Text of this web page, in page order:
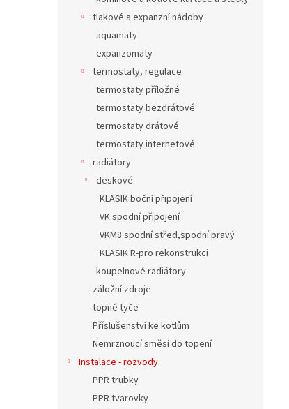
tlakové a expanzní nádoby
aquamaty
expanzomaty
termostaty, regulace
termostaty příložné
termostaty bezdrátové
termostaty drátové
termostaty internetové
radiátory
deskové
KLASIK boční připojení
VK spodní připojení
VKM8 spodní střed,spodní pravý
KLASIK R-pro rekonstrukci
koupelnové radiátory
záložní zdroje
topné tyče
Příslušenství ke kotlům
Nemrznoucí směsi do topení
Instalace - rozvody
PPR trubky
PPR tvarovky